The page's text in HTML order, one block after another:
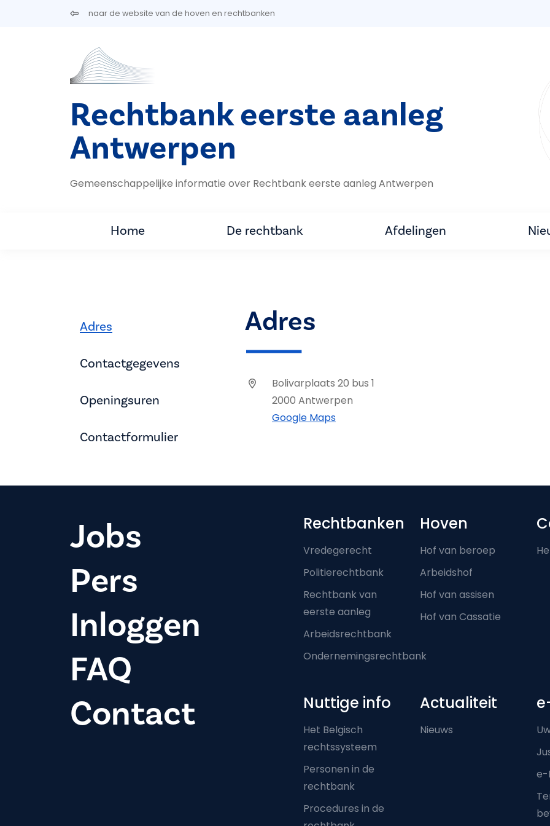
Overslaan en naar de inhoud gaannaar de website van de hoven en rechtbanken
Rechtbank eerste aanleg
Antwerpen
Gemeenschappelijke informatie over Rechtbank eerste aanleg Antwerpen
Home De rechtbank Afdelingen
Adres
Contactgegevens
Openingsuren
Contactformulier
Adres
Bolivarplaats 20 bus 1
2000 Antwerpen
Google Maps
Jobs
Pers
Inloggen
FAQ
Contact
Footer-menu
Rechtbanken
Vredegerecht
Politierechtbank
Rechtbank van
eerste aanleg
Arbeidsrechtbank
Ondernemingsrechtbank
Hoven
Hof van beroep
Arbeidshof
Hof van assisen
Hof van Cassatie
Nuttige info
Het Belgisch
rechtssysteem
Personen in de
rechtbank
Procedures in de
Actualiteit
Nieuws
e-